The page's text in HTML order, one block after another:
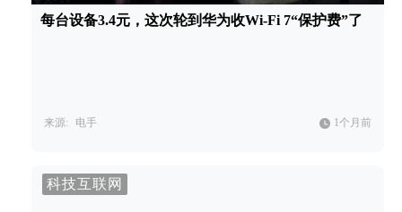
每台设备3.4元，这次轮到华为收Wi-Fi 7“保护费”了
来源: 电手 1个月前
科技互联网